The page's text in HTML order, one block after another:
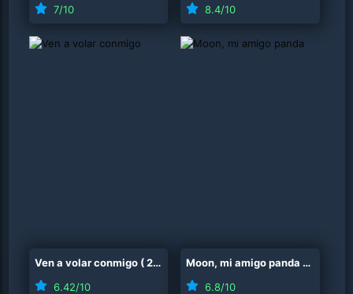
7/10 8.4/10
Ven a volar conmigo (2026
6.42/10
Moon, mi amigo panda (2025
6.8/10